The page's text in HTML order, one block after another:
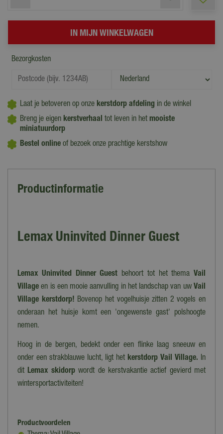
Bezorgkosten
Laat je betoveren op onze kerstdorp afdeling in de winkel
Breng je eigen kerstverhaal tot leven in het mooiste
miniatuurdorp
Bestel online of bezoek onze prachtige kerstshow
Productinformatie
Lemax Uninvited Dinner Guest
Lemax Uninvited Dinner Guest behoort tot het thema Vail
Villageen is een mooie aanvulling in het landschap van uw Vail
Village kerstdorp! Bovenop het vogelhuisje zitten 2 vogels en
onderaan het huisje komt een 'ongewenste gast' polshoogte
nemen.
Hoog in de bergen, bedekt onder een flinke laag sneeuw en
onder een strakblauwe lucht, ligt het kerstdorp Vail Village. In
dit Lemax skidorpwordt de kerstvakantie actief gevierd met
wintersportactiviteiten!
Productvoordelen